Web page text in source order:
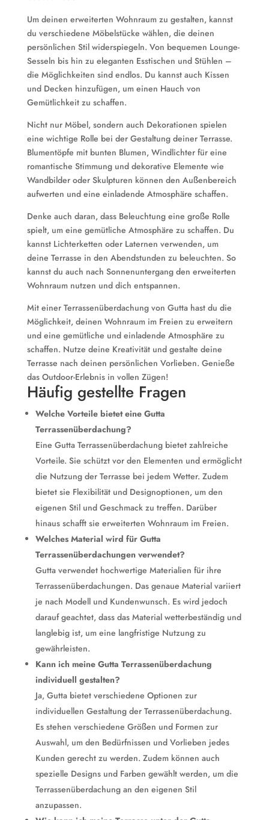
Um deinen erweiterten Wohnraum zu gestalten, kannst
du verschiedene Möbelstücke wählen, die deinen
persönlichen Stil widerspiegeln. Von bequemen Lounge-
Sesseln bis hin zu eleganten Esstischen und Stühlen –
die Möglichkeiten sind endlos. Du kannst auch Kissen
und Decken hinzufügen, um einen Hauch von
Gemütlichkeit zu schaffen.
Nicht nur Möbel, sondern auch Dekorationen spielen
eine wichtige Rolle bei der Gestaltung deiner Terrasse.
Blumentöpfe mit bunten Blumen, Windlichter für eine
romantische Stimmung und dekorative Elemente wie
Wandbilder oder Skulpturen können den Außenbereich
aufwerten und eine einladende Atmosphäre schaffen.
Denke auch daran, dass Beleuchtung eine große Rolle
spielt, um eine gemütliche Atmosphäre zu schaffen. Du
kannst Lichterketten oder Laternen verwenden, um
deine Terrasse in den Abendstunden zu beleuchten. So
kannst du auch nach Sonnenuntergang den erweiterten
Wohnraum nutzen und dich entspannen.
Mit einer Terrassenüberdachung von Gutta hast du die
Möglichkeit, deinen Wohnraum im Freien zu erweitern
und eine gemütliche und einladende Atmosphäre zu
schaffen. Nutze deine Kreativität und gestalte deine
Terrasse nach deinen persönlichen Vorlieben. Genieße
das Outdoor-Erlebnis in vollen Zügen!
Häufig gestellte Fragen
Welche Vorteile bietet eine Gutta
Terrassenüberdachung?
Eine Gutta Terrassenüberdachung bietet zahlreiche
Vorteile. Sie schützt vor den Elementen und ermöglicht
die Nutzung der Terrasse bei jedem Wetter. Zudem
bietet sie Flexibilität und Designoptionen, um den
eigenen Stil und Geschmack zu treffen. Darüber
hinaus schafft sie erweiterten Wohnraum im Freien.
Welches Material wird für Gutta
Terrassenüberdachungen verwendet?
Gutta verwendet hochwertige Materialien für ihre
Terrassenüberdachungen. Das genaue Material variiert
je nach Modell und Kundenwunsch. Es wird jedoch
darauf geachtet, dass das Material wetterbeständig und
langlebig ist, um eine langfristige Nutzung zu
gewährleisten.
Kann ich meine Gutta Terrassenüberdachung
individuell gestalten?
Ja, Gutta bietet verschiedene Optionen zur
individuellen Gestaltung der Terrassenüberdachung.
Es stehen verschiedene Größen und Formen zur
Auswahl, um den Bedürfnissen und Vorlieben jedes
Kunden gerecht zu werden. Zudem können auch
spezielle Designs und Farben gewählt werden, um die
Terrassenüberdachung an den eigenen Stil
anzupassen.